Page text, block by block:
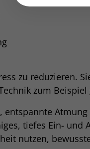
zu reduzieren.
zum
entspannte
tiefes Ein- und
nutzen,